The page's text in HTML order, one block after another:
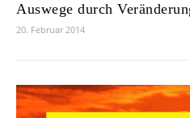
Auswege durch
20. Februar 2014